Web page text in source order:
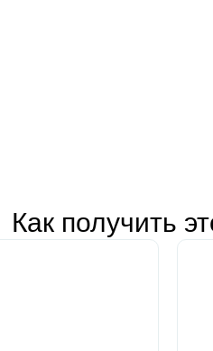
Как получить